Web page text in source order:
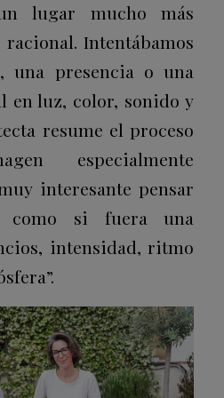
lugar mucho más
Intentábamos
una presencia o una
en luz, color, sonido y
resume el proceso
especialmente
interesante pensar
como si fuera una
intensidad, ritmo